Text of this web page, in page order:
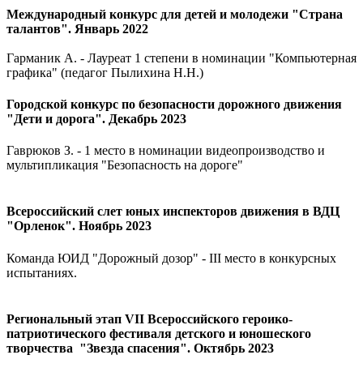
Международный конкурс для детей и молодежи "Страна
талантов". Январь 2022
Гарманик А. - Лауреат 1 степени в номинации "Компьютерная
графика" (педагог Пылихина Н.Н.)
Городской конкурс по безопасности дорожного движения
"Дети и дорога". Декабрь 2023
Гаврюков З. - 1 место в номинации видеопроизводство и
мультипликация "Безопасность на дороге"
Всероссийский слет юных инспекторов движения в ВДЦ
"Орленок". Ноябрь 2023
Команда ЮИД "Дорожный дозор" - III место в конкурсных
испытаниях.
Региональный этап VII Всероссийского героико-
патриотического фестиваля детского и юношеского
творчества "Звезда спасения". Октябрь 2023